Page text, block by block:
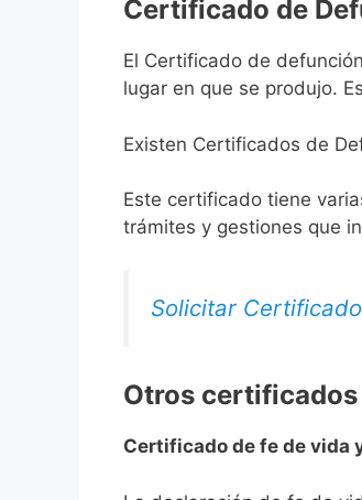
Certificado de
El Certificado de
lugar en que se produjo.
Existen Certificados de
Este certificado tiene
trámites y gestiones que
Solicitar
Otros certificados
Certificado de fe de vida